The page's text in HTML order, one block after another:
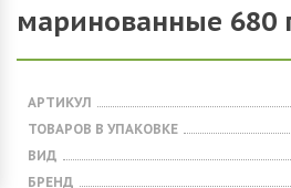
маринованные 680
АРТИКУЛ
ТОВАРОВ В УПАКОВКЕ
ВИД
БРЕНД